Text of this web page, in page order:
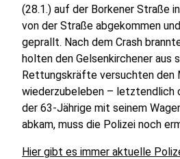
(28.1.) auf der Borkener Straße
von der Straße abgekommen
geprallt. Nach dem Crash
holten den Gelsenkirchener aus
Rettungskräfte versuchten den
wiederzubeleben – letztendlich
der 63-Jährige mit seinem
abkam, muss die Polizei noch
Hier gibt es immer aktuelle